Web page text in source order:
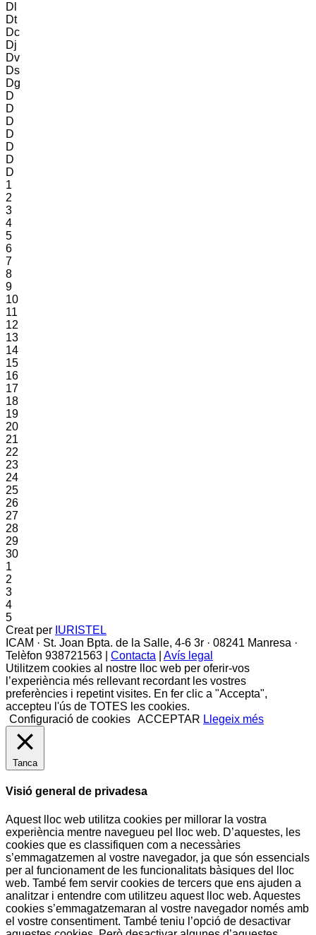
Dl
Dt
Dc
Dj
Dv
Ds
Dg
D
D
D
D
D
D
D
1
2
3
4
5
6
7
8
9
10
11
12
13
14
15
16
17
18
19
20
21
22
23
24
25
26
27
28
29
30
1
2
3
4
5
Creat per IURISTEL
ICAM · St. Joan Bpta. de la Salle, 4-6 3r · 08241 Manresa ·
Telèfon 938721563 | Contacta
Avís legal
Utilitzem cookies al nostre lloc web per oferir-vos
l’experiència més rellevant recordant les vostres
preferències i repetint visites. En fer clic a "Accepta",
accepteu l'ús de TOTES les cookies.
Configuració de cookies ACCEPTAR Llegeix més
Tanca
Visió general de privadesa
Aquest lloc web utilitza cookies per millorar la vostra
experiència mentre navegueu pel lloc web. D’aquestes, les
cookies que es classifiquen com a necessàries
s’emmagatzemen al vostre navegador, ja que són essencials
per al funcionament de les funcionalitats bàsiques del lloc
web. També fem servir cookies de tercers que ens ajuden a
analitzar i entendre com utilitzeu aquest lloc web. Aquestes
cookies s’emmagatzemaran al vostre navegador només amb
el vostre consentiment. També teniu l’opció de desactivar